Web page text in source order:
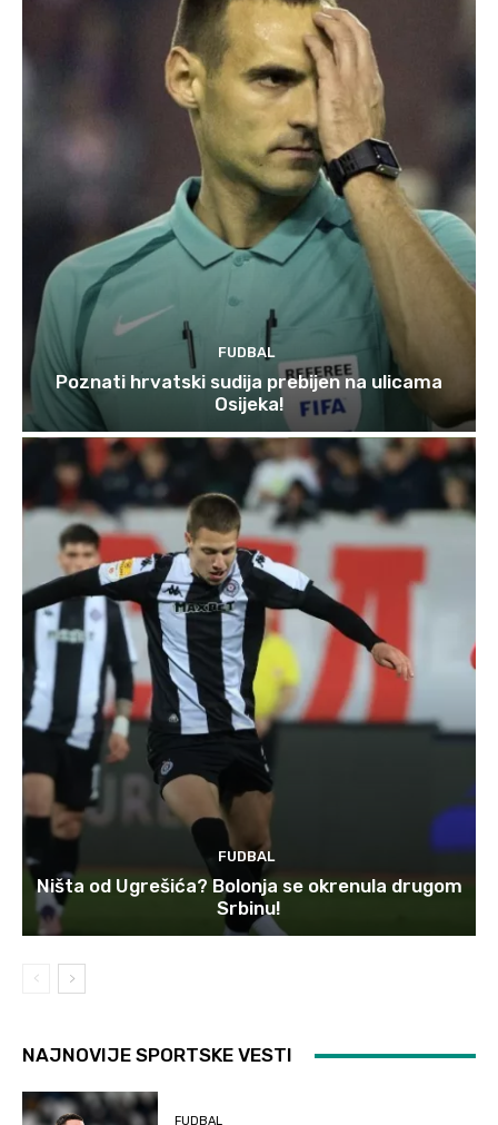
FUDBAL
Poznati hrvatski sudija prebijen na ulicama
Osijeka!
FUDBAL
Ništa od Ugrešića? Bolonja se okrenula drugom
Srbinu!
NAJNOVIJE SPORTSKE VESTI
FUDBAL